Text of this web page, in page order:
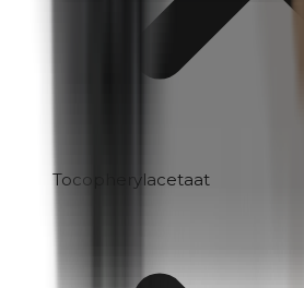
Tocopherylacetaat